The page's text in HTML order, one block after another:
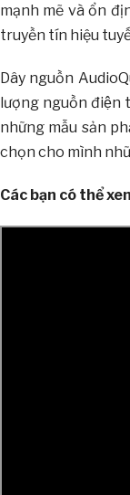
mạnh mẽ và ổn
truyền tín hiệu
Dây nguồn
lượng nguồn điện
những mẫu sản
chọn cho mình
Các bạn có thể